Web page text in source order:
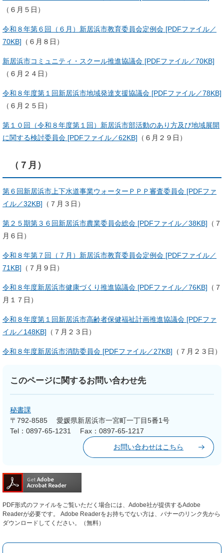
（６月５日）
令和８年第６回（６月）新居浜市教育委員会定例会 [PDFファイル／
70KB] （６月８日）
新居浜市コミュニティ・スクール推進協議会 [PDFファイル／70KB]
（６月２４日）
令和８年度第１回新居浜市地域発達支援協議会 [PDFファイル／78KB]
（６月２５日）
第１０回（令和８年度第１回）新居浜市部活動のあり方及び地域展開
に関する検討委員会 [PDFファイル／62KB] （６月２９日）
（７月）
第６回新居浜市上下水道事業ウォーターＰＰＰ審査委員会 [PDFファ
イル／32KB] （７月３日）
第２５期第３６回新居浜市農業委員会総会 [PDFファイル／38KB] （７
月６日）
令和８年第７回（７月）新居浜市教育委員会定例会 [PDFファイル／
71KB] （７月９日）
令和８年度新居浜市健康づくり推進協議会 [PDFファイル／76KB] （７
月１７日）
令和８年度第１回新居浜市高齢者保健福祉計画推進協議会 [PDFファ
イル／148KB] （７月２３日）
令和８年度新居浜市消防委員会 [PDFファイル／27KB] （７月２３日）
このページに関するお問い合わせ先
秘書課
〒792-8585
愛媛県新居浜市一宮町一丁目5番1号
Tel：0897-65-1231
Fax：0897-65-1217
お問い合わせはこちら
PDF形式のファイルをご覧いただく場合には、Adobe社が提供するAdobe
Readerが必要です。
Adobe Readerをお持ちでない方は、バナーのリンク先から
ダウンロードしてください。（無料）